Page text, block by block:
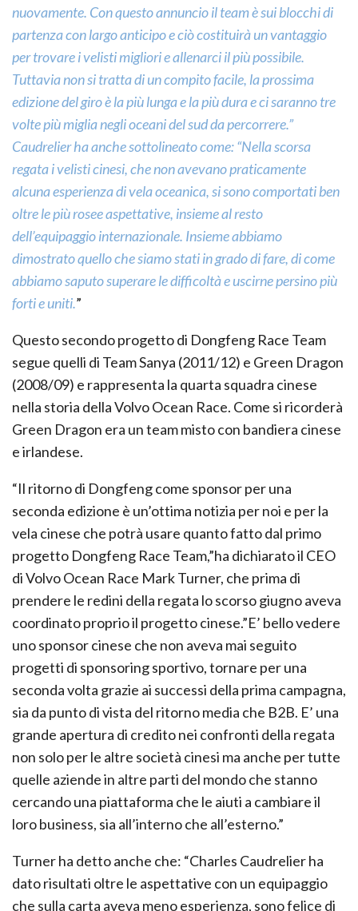
nuovamente. Con questo annuncio il team è sui blocchi di
partenza con largo anticipo e ciò costituirà un vantaggio
per trovare i velisti migliori e allenarci il più possibile.
Tuttavia non si tratta di un compito facile, la prossima
edizione del giro è la più lunga e la più dura e ci saranno tre
volte più miglia negli oceani del sud da percorrere.”
Caudrelier ha anche sottolineato come: “Nella scorsa
regata i velisti cinesi, che non avevano praticamente
alcuna esperienza di vela oceanica, si sono comportati ben
oltre le più rosee aspettative, insieme al resto
dell’equipaggio internazionale. Insieme abbiamo
dimostrato quello che siamo stati in grado di fare, di come
abbiamo saputo superare le difficoltà e uscirne persino più
forti e uniti.”
Questo secondo progetto di Dongfeng Race Team
segue quelli di Team Sanya (2011/12) e Green Dragon
(2008/09) e rappresenta la quarta squadra cinese
nella storia della Volvo Ocean Race. Come si ricorderà
Green Dragon era un team misto con bandiera cinese
e irlandese.
“Il ritorno di Dongfeng come sponsor per una
seconda edizione è un’ottima notizia per noi e per la
vela cinese che potrà usare quanto fatto dal primo
progetto Dongfeng Race Team,”ha dichiarato il CEO
di Volvo Ocean Race Mark Turner, che prima di
prendere le redini della regata lo scorso giugno aveva
coordinato proprio il progetto cinese.”E’ bello vedere
uno sponsor cinese che non aveva mai seguito
progetti di sponsoring sportivo, tornare per una
seconda volta grazie ai successi della prima campagna,
sia da punto di vista del ritorno media che B2B. E’ una
grande apertura di credito nei confronti della regata
non solo per le altre società cinesi ma anche per tutte
quelle aziende in altre parti del mondo che stanno
cercando una piattaforma che le aiuti a cambiare il
loro business, sia all’interno che all’esterno.”
Turner ha detto anche che: “Charles Caudrelier ha
dato risultati oltre le aspettative con un equipaggio
che sulla carta aveva meno esperienza, sono felice di